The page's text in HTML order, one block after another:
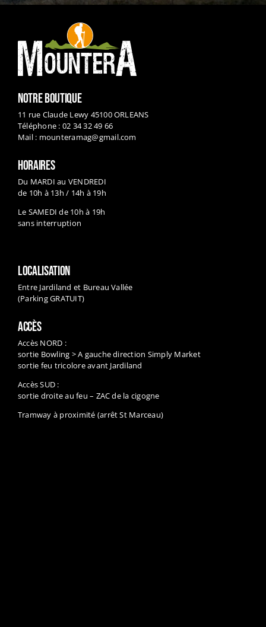
NOTRE BOUTIQUE
Téléphone : 02 34 32 49 66
Mail :mounteramag@gmail.com
HORAIRES
de 10h à 13h / 14h à 19h
Le SAMEDI de 10h à 19h
sans interruption
(Parking GRATUIT)
ACCÈS
Accès NORD :
sortie Bowling > A gauche direction Simply Market
sortie feu tricolore avant Jardiland
Accès SUD :
sortie droite au feu – ZAC de la cigogne
Tramway à proximité (arrêt St Marceau)